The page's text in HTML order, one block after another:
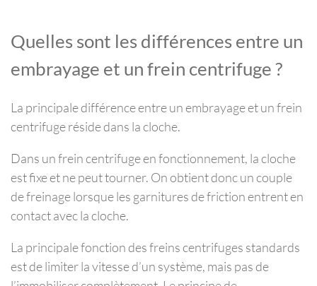
Quelles sont les différences entre un
embrayage et un frein centrifuge ?
La principale différence entre un embrayage et un frein
centrifuge réside dans la cloche.
Dans un frein centrifuge en fonctionnement, la cloche
est fixe et ne peut tourner. On obtient donc un couple
de freinage lorsque les garnitures de friction entrent en
contact avec la cloche.
La principale fonction des freins centrifuges standards
est de limiter la vitesse d’un système, mais pas de